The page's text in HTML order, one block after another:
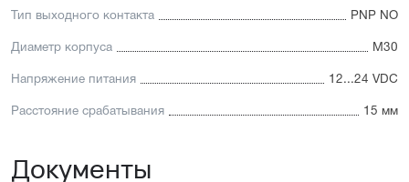
Тип выходного контакта PNP NO
Диаметр корпуса М30
Напряжение питания 12...24 VDC
Расстояние срабатывания 15 мм
Документы